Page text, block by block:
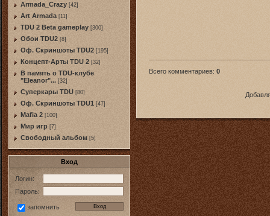
Armada_Crazy [42]
Art Armada [11]
TDU 2 Beta gameplay [300]
Обои TDU2 [8]
Оф. Скриншоты TDU2 [195]
Концепт-Арты TDU 2 [32]
В память о TDU-клубе
"Eleanor"... [32]
Суперкары TDU [80]
Оф. Скриншоты TDU1 [47]
Mafia 2 [100]
Мир игр [7]
Свободный альбом [5]
Вход
Логин:
Пароль:
запомнить
Всего комментариев: 0